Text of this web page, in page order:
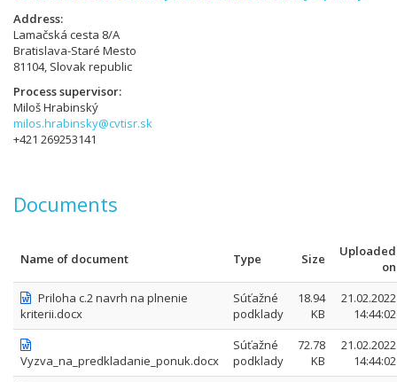
Address
Lamačská cesta 8/A
Bratislava-Staré Mesto
81104, Slovak republic
Process supervisor
Miloš Hrabinský
milos.hrabinsky@cvtisr.sk
+421 269253141
Documents
Name of document Type Size
Uploaded
on
Priloha c.2 navrh na plnenie
kriterii.docx
Súťažné
podklady
18.94
KB
21.02.2022
14:44:02
Vyzva_na_predkladanie_ponuk.docx
Súťažné
podklady
72.78
KB
21.02.2022
14:44:02